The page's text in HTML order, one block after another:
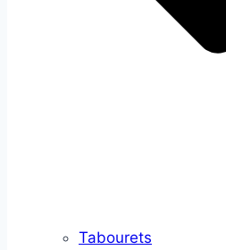
Tabourets